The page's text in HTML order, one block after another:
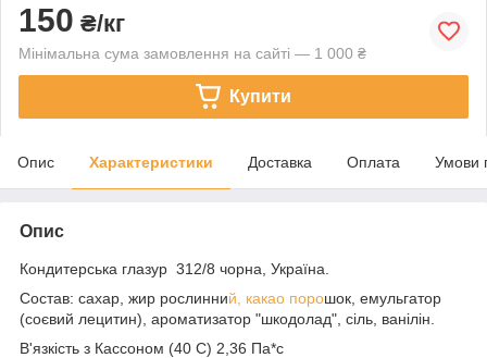
150 ₴/кг
Мінімальна сума замовлення на сайті — 1 000 ₴
Купити
Опис Характеристики Доставка Оплата Умови
Опис
Кондитерська глазур 312/8 чорна, Україна.
Состав: сахар, жир рослинний, какао порошок, емульгатор
(соєвий лецитин), ароматизатор "шкодолад", сіль, ванілін.
В'язкість з Кассоном (40 С) 2,36 Па*с